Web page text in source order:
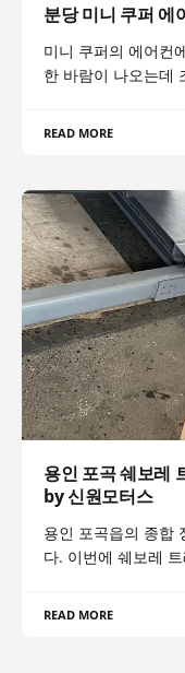
분당 미니 쿠퍼 에
미니 쿠퍼의 에어컨
한 바람이 나오는데
READ MORE
용인 포곡 쉐보레
by 신원모터스
용인 포곡읍의 종합
다. 이번에 쉐보레
READ MORE